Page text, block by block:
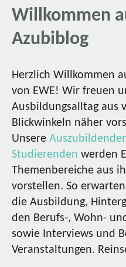
Willkommen
Azubiblog
Herzlich Willkommen
von EWE! Wir freuen
Ausbildungsalltag aus
Blickwinkeln näher
Unsere
Studierenden werden
Themenbereiche aus
vorstellen. So
die Ausbildung,
den Berufs-, Wohn-
sowie Interviews und
Veranstaltungen.